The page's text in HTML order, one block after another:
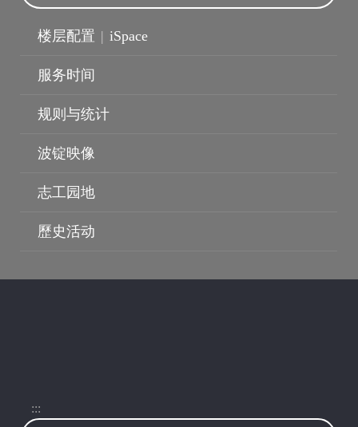
楼层配置 | iSpace
服务时间
规则与统计
波锭映像
志工园地
歷史活动
:::